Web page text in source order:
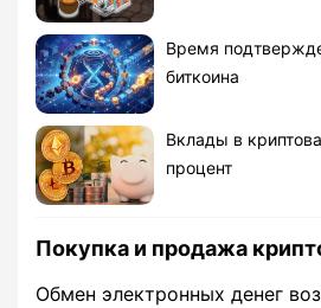
Время
биткоина
Вклады в
процент
Покупка и продажа
Обмен электронных денег